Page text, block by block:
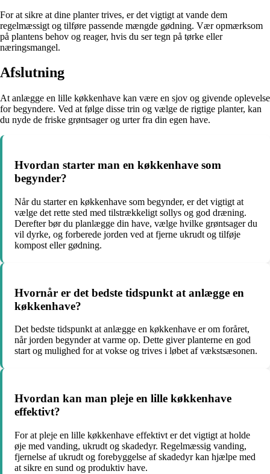
For at sikre at dine planter trives, er det vigtigt at vande dem
regelmæssigt og tilføre passende mængde gødning. Vær opmærksom
på plantens behov og reager, hvis du ser tegn på tørke eller
næringsmangel.
Afslutning
At anlægge en lille køkkenhave kan være en sjov og givende oplevelse
for begyndere. Ved at følge disse trin og vælge de rigtige planter, kan
du nyde de friske grøntsager og urter fra din egen have.
Hvordan starter man en køkkenhave som
begynder?
Når du starter en køkkenhave som begynder, er det vigtigt at
vælge det rette sted med tilstrækkeligt sollys og god dræning.
Derefter bør du planlægge din have, vælge hvilke grøntsager du
vil dyrke, og forberede jorden ved at fjerne ukrudt og tilføje
kompost eller gødning.
Hvornår er det bedste tidspunkt at anlægge en
køkkenhave?
Det bedste tidspunkt at anlægge en køkkenhave er om foråret,
når jorden begynder at varme op. Dette giver planterne en god
start og mulighed for at vokse og trives i løbet af vækstsæsonen.
Hvordan kan man pleje en lille køkkenhave
effektivt?
For at pleje en lille køkkenhave effektivt er det vigtigt at holde
øje med vanding, ukrudt og skadedyr. Regelmæssig vanding,
fjernelse af ukrudt og forebyggelse af skadedyr kan hjælpe med
at sikre en sund og produktiv have.